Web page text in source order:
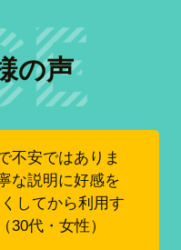
の声
不安ではありま
な説明に好感を
してから利用す
30代・女性）